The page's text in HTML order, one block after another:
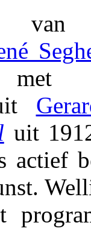
uit
actief